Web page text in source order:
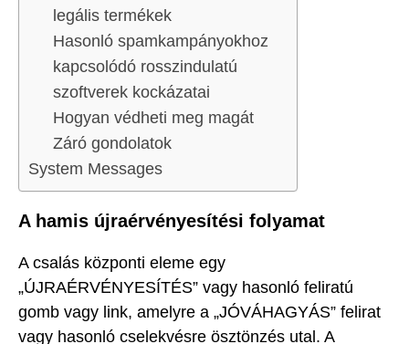
legális termékek
Hasonló spamkampányokhoz
kapcsolódó rosszindulatú
szoftverek kockázatai
Hogyan védheti meg magát
Záró gondolatok
System Messages
A hamis újraérvényesítési folyamat
A csalás központi eleme egy
„ÚJRAÉRVÉNYESÍTÉS” vagy hasonló feliratú
gomb vagy link, amelyre a „JÓVÁHAGYÁS” felirat
vagy hasonló cselekvésre ösztönzés utal. A